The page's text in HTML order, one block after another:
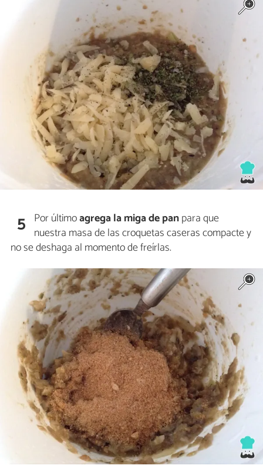
5 Por últimoagrega la miga de panpara que
nuestra masa de las croquetas caseras compacte y
no se deshaga al momento de freírlas.